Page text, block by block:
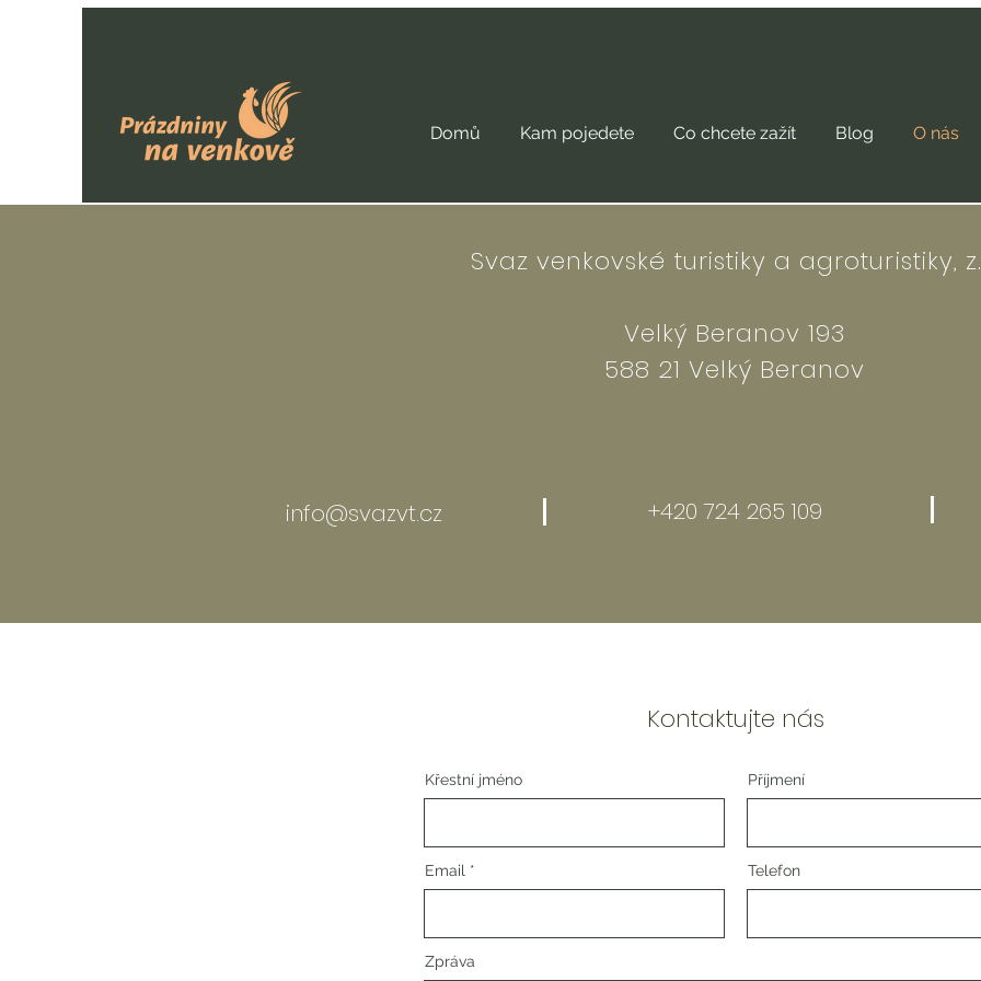
Domů Kam pojedete Co chcete zažít Blog O nás
Svaz venkovské turistiky a agroturistiky,
Velký Beranov 193
588 21 Velký Beranov
info@svazvt.cz +420 724 265 109
Kontaktujte nás
Křestní jméno
Email
Příjmení
Telefon
Zpráva